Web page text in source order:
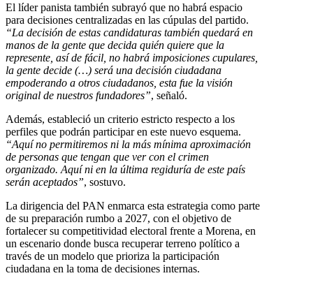
El líder panista también subrayó que no habrá espacio
para decisiones centralizadas en las cúpulas del partido.
“La decisión de estas candidaturas también quedará en
manos de la gente que decida quién quiere que la
represente, así de fácil, no habrá imposiciones cupulares,
la gente decide (…) será una decisión ciudadana
empoderando a otros ciudadanos, esta fue la visión
original de nuestros fundadores”, señaló.
Además, estableció un criterio estricto respecto a los
perfiles que podrán participar en este nuevo esquema.
“Aquí no permitiremos ni la más mínima aproximación
de personas que tengan que ver con el crimen
organizado. Aquí ni en la última regiduría de este país
serán aceptados”, sostuvo.
La dirigencia del PAN enmarca esta estrategia como parte
de su preparación rumbo a 2027, con el objetivo de
fortalecer su competitividad electoral frente a Morena, en
un escenario donde busca recuperar terreno político a
través de un modelo que prioriza la participación
ciudadana en la toma de decisiones internas.